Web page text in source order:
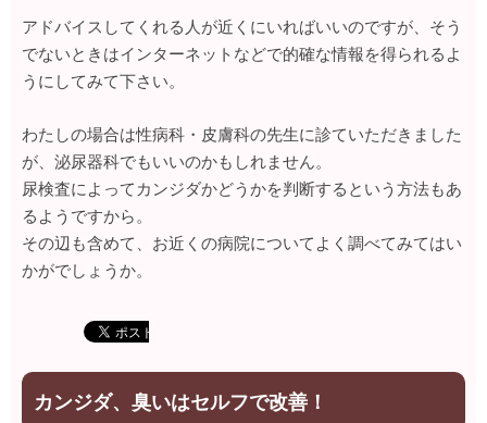
アドバイスしてくれる人が近くにいればいいのですが、そう
でないときはインターネットなどで的確な情報を得られるよ
うにしてみて下さい。
わたしの場合は性病科・皮膚科の先生に診ていただきました
が、泌尿器科でもいいのかもしれません。
尿検査によってカンジダかどうかを判断するという方法もあ
るようですから。
その辺も含めて、お近くの病院についてよく調べてみてはい
かがでしょうか。
カンジダ、臭いはセルフで改善！